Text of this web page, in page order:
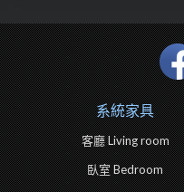
系統家具
客廳 Living room
臥室 Bedroom